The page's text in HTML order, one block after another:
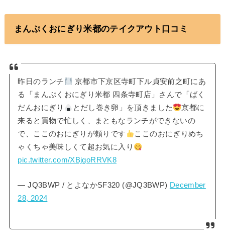
まんぷくおにぎり米都のテイクアウト口コミ
昨日のランチ
京都市下京区寺町下ル貞安前之町にあ
る「まんぷくおにぎり米都 四条寺町店」さんで「ばく
だんおにぎり
とだし巻き卵」を頂きました
京都に
来ると買物で忙しく、まともなランチができないの
で、ここのおにぎりが頼りです
ここのおにぎりめち
ゃくちゃ美味しくて超お気に入り
pic.twitter.com/XBjgoRRVK8
— JQ3BWP / とよなかSF320 (@JQ3BWP) December
28, 2024